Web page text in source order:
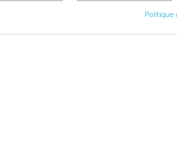
© 2026 - choisistacoque.com
Politique